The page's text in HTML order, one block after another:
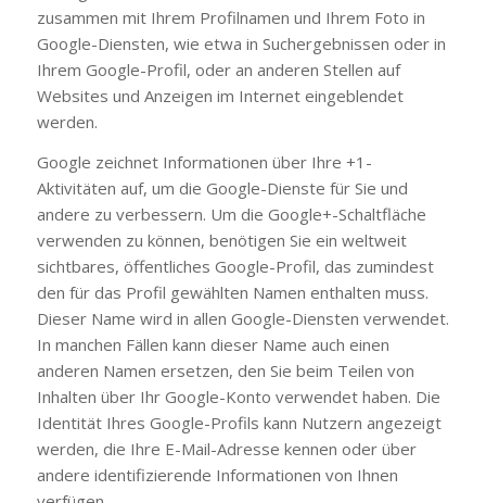
zusammen mit Ihrem Profilnamen und Ihrem Foto in
Google-Diensten, wie etwa in Suchergebnissen oder in
Ihrem Google-Profil, oder an anderen Stellen auf
Websites und Anzeigen im Internet eingeblendet
werden.
Google zeichnet Informationen über Ihre +1-
Aktivitäten auf, um die Google-Dienste für Sie und
andere zu verbessern. Um die Google+-Schaltfläche
verwenden zu können, benötigen Sie ein weltweit
sichtbares, öffentliches Google-Profil, das zumindest
den für das Profil gewählten Namen enthalten muss.
Dieser Name wird in allen Google-Diensten verwendet.
In manchen Fällen kann dieser Name auch einen
anderen Namen ersetzen, den Sie beim Teilen von
Inhalten über Ihr Google-Konto verwendet haben. Die
Identität Ihres Google-Profils kann Nutzern angezeigt
werden, die Ihre E-Mail-Adresse kennen oder über
andere identifizierende Informationen von Ihnen